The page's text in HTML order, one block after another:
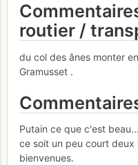
routier /
du col des ânes monter
Gramusset .
Putain ce que c'est
ce soit un peu court deux
bienvenues.